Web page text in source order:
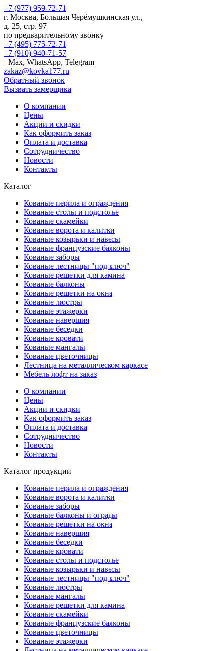
+7 (977) 959-72-71
г. Москва, Большая Черёмушкинская ул.,
д. 25, стр. 97
по предварительному звонку
+7 (495) 775-72-71
+7 (910) 940-71-57
+Max, WhatsApp, Telegram
zakaz@kovka177.ru
Обратный звонок
Вызвать замерщика
О компании
Цены
Акции и скидки
Как оформить заказ
Оплата и доставка
Сотрудничество
Новости
Контакты
Каталог
Кованые перила и ограждения
Кованые столы и подстолье
Кованые скамейки
Кованые ворота и калитки
Кованые козырьки и навесы
Кованые французские балконы
Кованые заборы
Кованые лестницы "под ключ"
Кованые решетки для камина
Кованые балконы
Кованые решетки на окна
Кованые люстры
Кованые этажерки
Кованые навершия
Кованые беседки
Кованые кровати
Кованые мангалы
Кованые цветочницы
Лестница на металлическом каркасе
Мебель лофт на заказ
О компании
Цены
Акции и скидки
Как оформить заказ
Оплата и доставка
Сотрудничество
Новости
Контакты
Каталог продукции
Кованые перила и ограждения
Кованые ворота и калитки
Кованые заборы
Кованые балконы и ограды
Кованые решетки на окна
Кованые навершия
Кованые беседки
Кованые кровати
Кованые столы и подстолье
Кованые козырьки и навесы
Кованые лестницы "под ключ"
Кованые люстры
Кованые мангалы
Кованые решетки для камина
Кованые скамейки
Кованые французские балконы
Кованые цветочницы
Кованые этажерки